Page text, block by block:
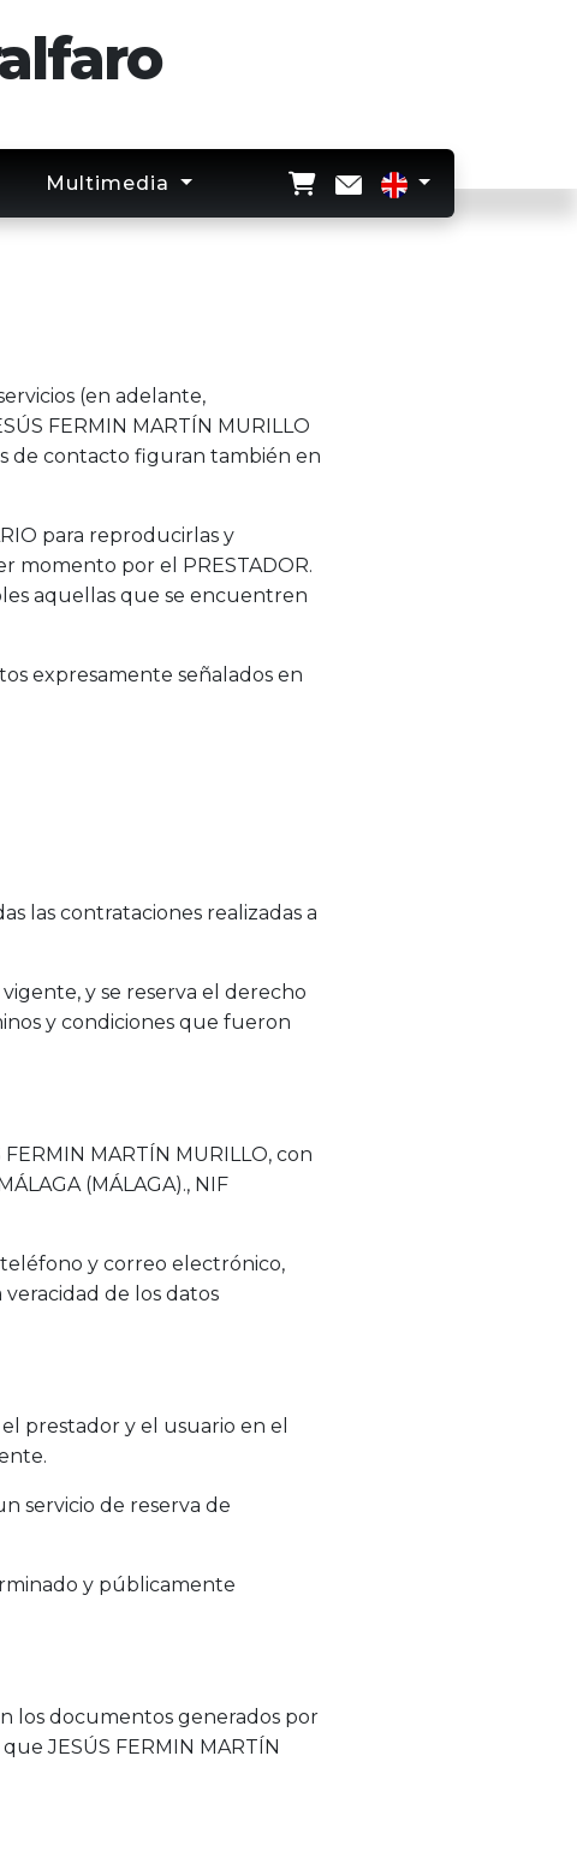
Multimedia
(en adelante,
FERMIN MARTÍN MURILLO
de contacto figuran también en
para reproducirlas y
momento por el PRESTADOR.
aquellas que se encuentren
expresamente señalados en
las contrataciones realizadas a
y se reserva el derecho
y condiciones que fueron
MARTÍN MURILLO, con
(MÁLAGA)., NIF
y correo electrónico,
de los datos
prestador y el usuario en el
servicio de reserva de
y públicamente
los documentos generados por
JESÚS FERMIN MARTÍN